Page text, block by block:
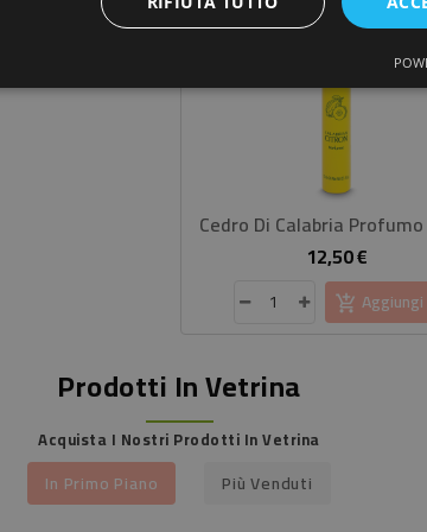
Cedro Di Calabria
12,50 €Prezzo
Aggiungi
Prodotti In Vetrina
Acquista I Nostri Prodotti In Vetrina
In Primo Piano Più Venduti